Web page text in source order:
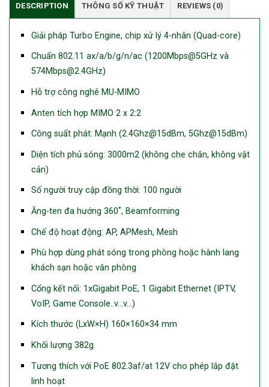
DESCRIPTION THÔNG SỐ KỸ THUẬT REVIEWS (0)
Giải pháp Turbo Engine, chip xử lý 4-nhân (Quad-core)
Chuẩn 802.11 ax/a/b/g/n/ac (1200Mbps@5GHz và
574Mbps@2.4GHz)
Hỗ trợ công nghê MU-MIMO
Anten tích hợp MIMO 2 x 2:2
Công suất phát: Mạnh (2.4Ghz@15dBm, 5Ghz@15dBm)
Diện tích phủ sóng: 3000m2 (không che chắn, không vật
cản)
Số người truy cập đồng thời: 100 người
Ăng-ten đa hướng 360˚, Beamforming
Chế độ hoạt động: AP, APMesh, Mesh
Phù hợp dùng phát sóng trong phòng hoặc hành lang
khách sạn hoặc văn phòng
Cổng kết nối: 1xGigabit PoE, 1 Gigabit Ethernet (IPTV,
VoIP, Game Console..v…v…)
Kích thước (LxW×H) 160×160×34 mm
Khối lượng 382g
Tương thích với PoE 802.3af/at 12V cho phép lắp đặt
linh hoạt